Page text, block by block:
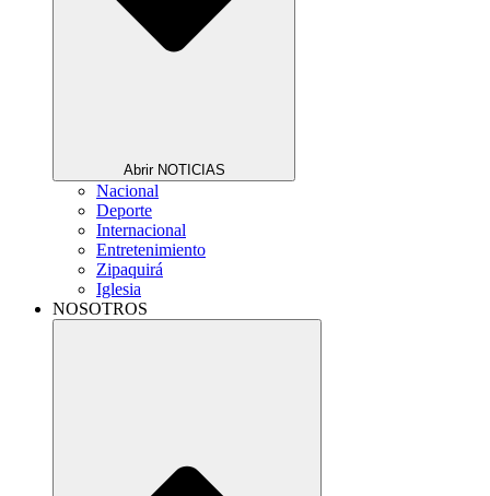
Abrir NOTICIAS
Nacional
Deporte
Internacional
Entretenimiento
Zipaquirá
Iglesia
NOSOTROS